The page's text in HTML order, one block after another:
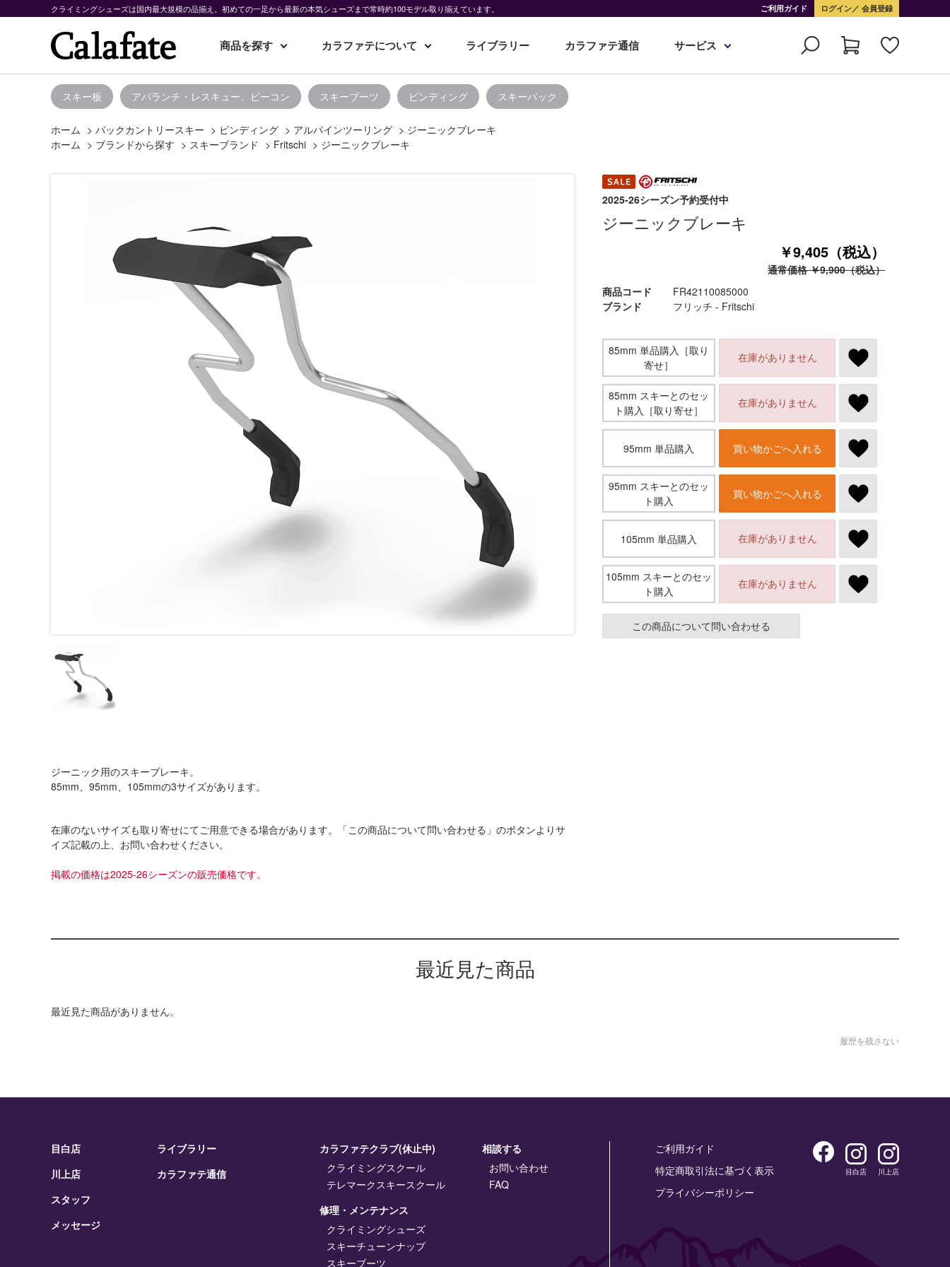
クライミングシューズは国内最大規模の品揃え。初めての一足から最新の本気シューズまで常時約100モデル取り揃えています。 ご利用ガイド ログイン 会員登録
商品を探す カラファテについて ライブラリー カラファテ通信 サービス
スキー板 アバランチ・レスキュー、ビーコン スキーブーツ ビンディング スキーパック
ホーム > バックカントリースキー > ビンディング > アルパインツーリング > ジーニックブレーキ
ホーム > ブランドから探す > スキーブランド > Fritschi > ジーニックブレーキ
ジーニック用のスキーブレーキ。
85mm、95mm、105mmの3サイズがあります。
在庫のないサイズも取り寄せにてご用意できる場合があります。「この商品について問い合わせる」のボタンよりサ
イズ記載の上、お問い合わせください。
掲載の価格は2025-26シーズンの販売価格です。
2025-26シーズン予約受付中
ジーニックブレーキ
￥9,405（税込）
通常価格 ￥9,900（税込）
商品コード
FR42110085000
ブランド
フリッチ - Fritschi
85mm 単品購入［取り
寄せ］
在庫がありません
85mm スキーとのセッ
ト購入［取り寄せ］
在庫がありません
95mm 単品購入 買い物かごへ入れる
95mm スキーとのセッ
ト購入
買い物かごへ入れる
105mm 単品購入 在庫がありません
105mm スキーとのセッ
ト購入
在庫がありません
この商品について問い合わせる
最近見た商品
最近見た商品がありません。
履歴を残さない
目白店
川上店
スタッフ
メッセージ
ライブラリー
カラファテ通信
カラファテクラブ(休止中)
クライミングスクール
テレマークスキースクール
修理・メンテナンス
クライミングシューズ
スキーチューンナップ
スキーブーツ
相談する
お問い合わせ
FAQ
ご利用ガイド
特定商取引法に基づく表示
プライバシーポリシー
目白店 川上店